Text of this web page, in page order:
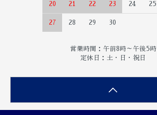
20 21 22 23 24 25
27 28 29 30
営業時間：午前8時～午後5時
定休日：土・日・祝日